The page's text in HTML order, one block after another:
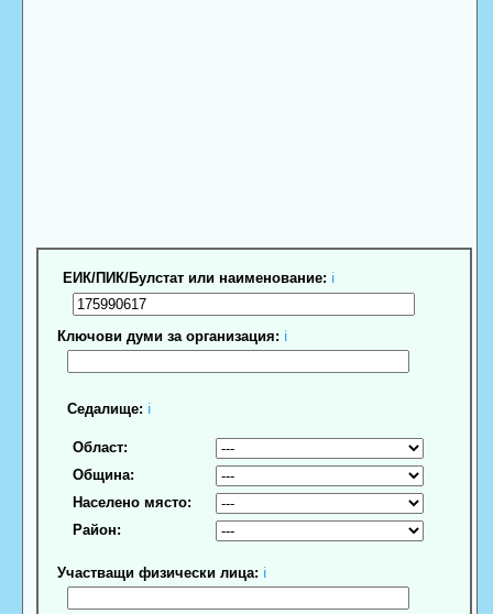
ЕИК/ПИК/Булстат или наименование: ℹ
Ключови думи за организация: ℹ
Седалище: ℹ
Област:
Община:
Населено място:
Район:
Участващи физически лица: ℹ